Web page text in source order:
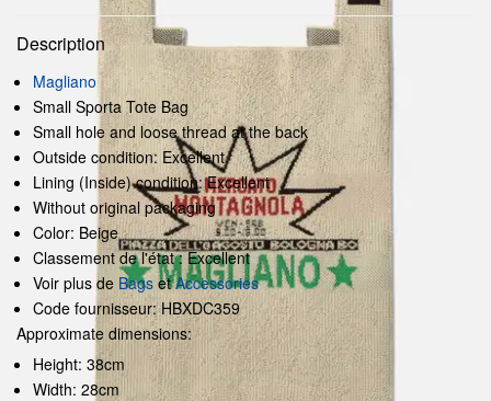
Description
Magliano
Small Sporta Tote Bag
Small hole and loose thread at the back
Outside condition: Excellent
Lining (Inside) condition: Excellent
Without original packaging
Color: Beige
Classement de l'état : Excellent
Voir plus de Bags etAccessories
Code fournisseur: HBXDC359
Approximate dimensions:
Height: 38cm
Width: 28cm